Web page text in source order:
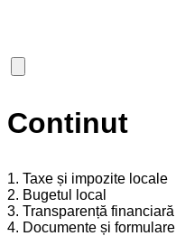
Continut
1. Taxe și impozite locale
2. Bugetul local
3. Transparență financiară
4. Documente și formulare